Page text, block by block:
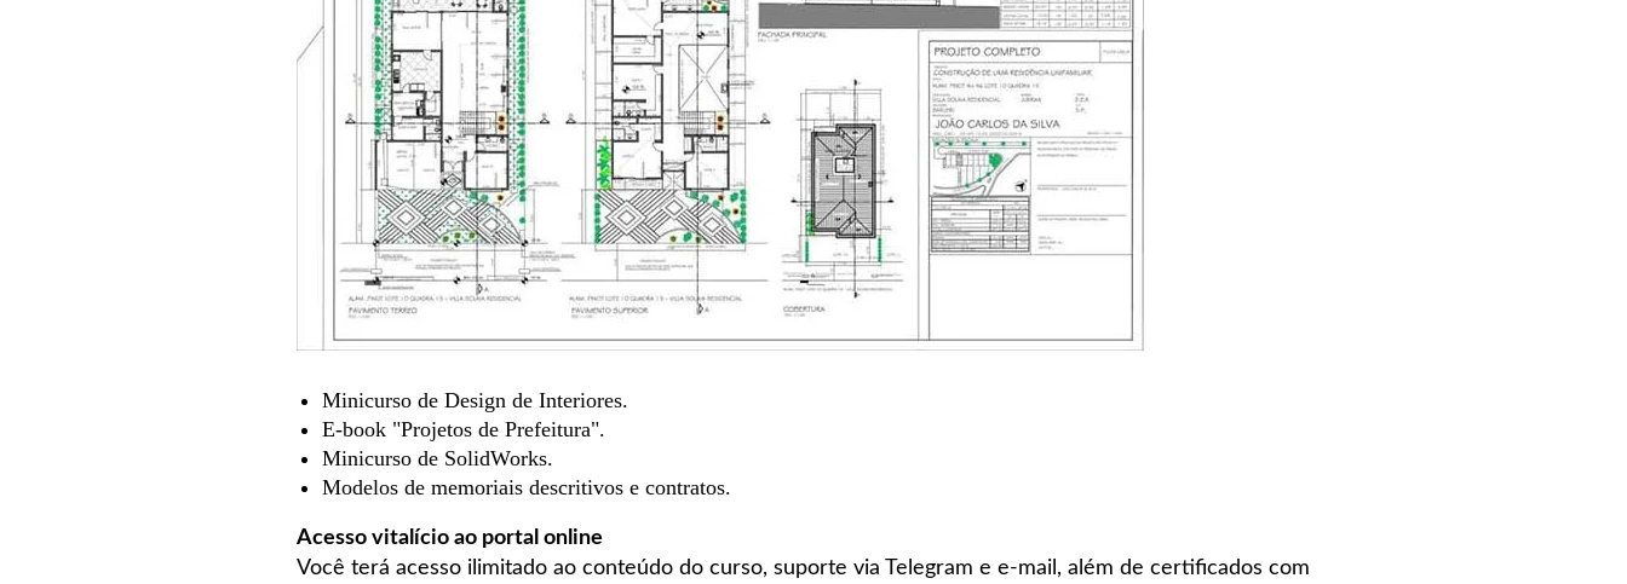
Minicurso de Design de Interiores.
E-book "Projetos de Prefeitura".
Minicurso de SolidWorks.
Modelos de memoriais descritivos e contratos.
Acesso vitalício ao portal online
Você terá acesso ilimitado ao conteúdo do curso, suporte via Telegram e e-mail, além de certificados com